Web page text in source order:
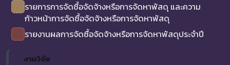
รายการการจัดซื้อจัดจ้างหรือการจัดหาพัสดุ และความ
ก้าวหน้าการจัดซื้อจัดจ้างหรือการจัดหาพัสดุ
รายงานผลการจัดซื้อจัดจ้างหรือการจัดหาพัสดุประจำปี
งานวิจัย